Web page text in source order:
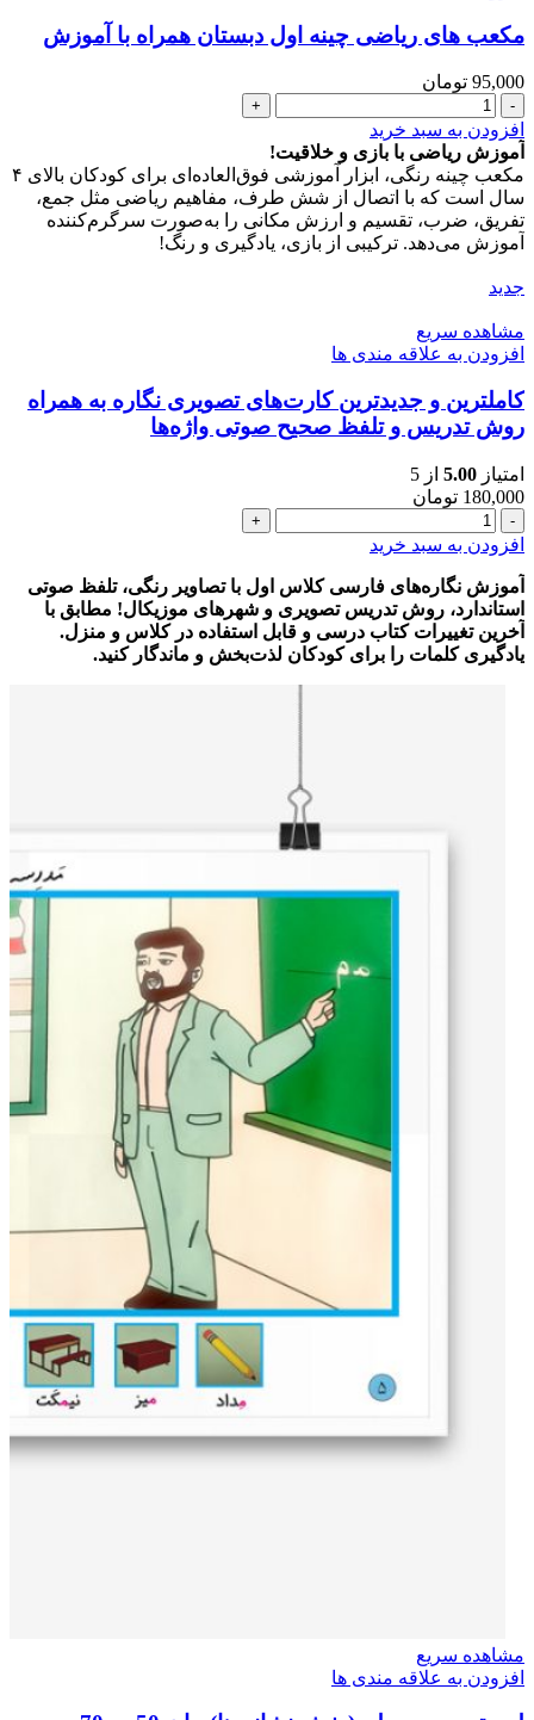
مکعب های ریاضی چینه اول دبستان همراه با آموزش
95,000 تومان
مکعب
های
ریاضی
چینه
اول
دبستان
همراه
آموزش
افزودن به سبد خرید
آموزش ریاضی با بازی و خلاقیت!
مکعب چینه رنگی، ابزار آموزشی فوق‌العاده‌ای برای کودکان بالای ۴
سال است که با اتصال از شش طرف، مفاهیم ریاضی مثل جمع،
تفریق، ضرب، تقسیم و ارزش مکانی را به‌صورت سرگرم‌کننده
آموزش می‌دهد. ترکیبی از بازی، یادگیری و رنگ!
جدید
مشاهده سریع
افزودن به علاقه مندی ها
کاملترین و جدیدترین کارت‌های تصویری نگاره به همراه
روش تدریس و تلفظ صحیح صوتی واژه‌ها
امتیاز 5.00 از 5
180,000 تومان
کاملترین
و
کارت‌های
تصویری
نگاره
به
افزودن به سبد خرید
آموزش نگاره‌های فارسی کلاس اول با تصاویر رنگی، تلفظ صوتی
استاندارد، روش تدریس تصویری و شهرهای موزیکال! مطابق با
آخرین تغییرات کتاب درسی و قابل استفاده در کلاس و منزل.
یادگیری کلمات را برای کودکان لذت‌بخش و ماندگار کنید.
مشاهده سریع
افزودن به علاقه مندی ها